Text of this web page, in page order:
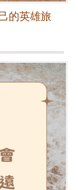
的英雄旅